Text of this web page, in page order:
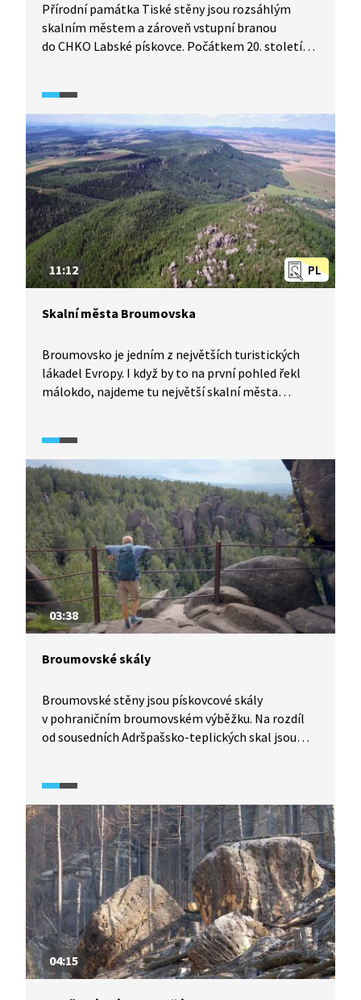
Přírodní památka Tiské stěny jsou rozsáhlým
skalním městem a zároveň vstupní branou
do CHKO Labské pískovce. Počátkem 20. století
do oblasti bez průvodce zakázán. Dnes v Tiských
stěnách vedou dva turistické okruhy, na kterých je
možné pozorovat rozmanité skalní útvary.
PL
11:12
Skalní města Broumovska
Broumovsko je jedním z největších turistických
lákadel Evropy. I když by to na první pohled řekl
málokdo, najdeme tu největší skalní města
na její zlomové linii jsou jen jedním ze svérázných
zákoutí megapole. V porovnání s tím, co
nazýváme Adršpachem, jde ale jen o pár bizarních
kamenů. Dnes je těžké si představit, že za vznik
tohoto jedinečného útvaru může moře. Pořad
představuje Ostaš, Adršpach a Broumovské stěny.
03:38
Broumovské skály
Broumovské stěny jsou pískovcové skály
v pohraničním broumovském výběžku. Na rozdíl
od sousedních Adršpašsko-teplických skal jsou
m.), na němž stojí barokní kaple postavená podle
plánu slavného barokního stavitele Kiliána Ignáce
Dietzenhofera.
04:15